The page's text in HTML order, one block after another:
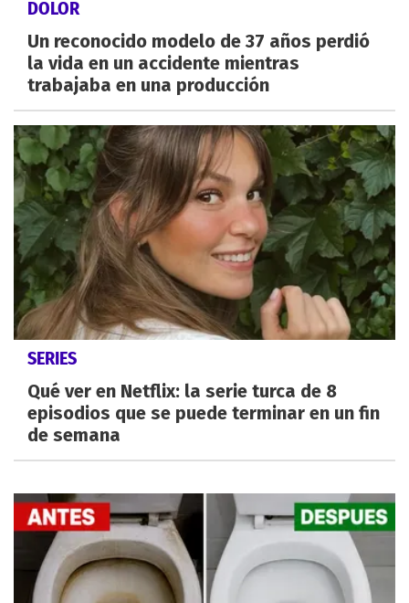
DOLOR
Un reconocido modelo de 37 años perdió
la vida en un accidente mientras
trabajaba en una producción
SERIES
Qué ver en Netflix: la serie turca de 8
episodios que se puede terminar en un fin
de semana